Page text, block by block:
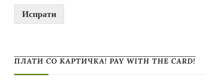
Испрати
ПЛАТИ СО КАРТИЧКА! PAY WITH THE CARD!